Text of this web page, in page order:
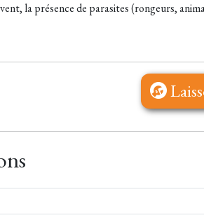
la présence de parasites (rongeurs,